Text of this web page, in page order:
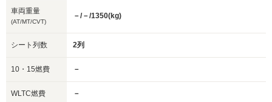
車両重量
(AT/MT/CVT)
－/－/1350(kg)
シート列数 2列
10・15燃費 －
WLTC燃費 －